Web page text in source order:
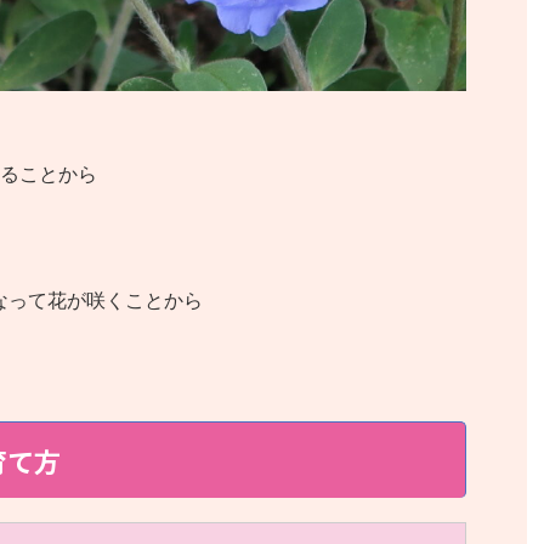
ことから
って花が咲くことから
方